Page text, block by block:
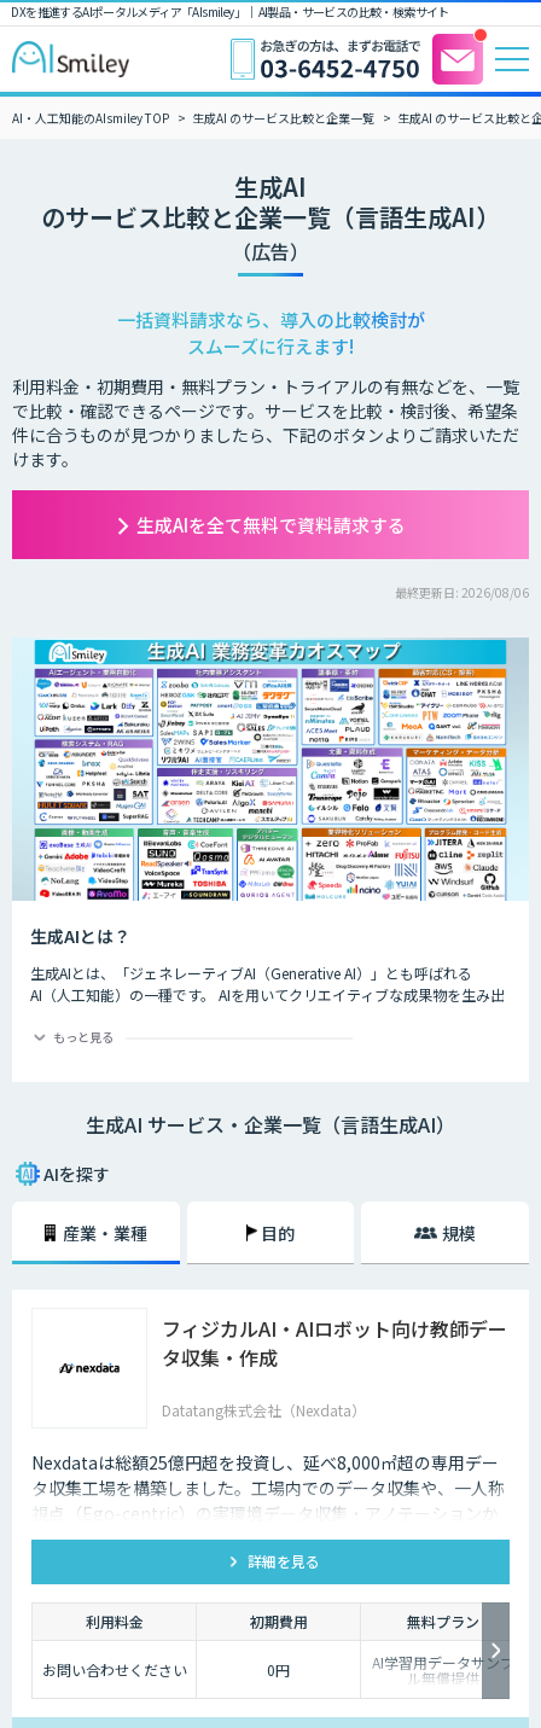
DXを推進するAIポータルメディア「AIsmiley」｜ AI製品・サービスの比較・検索サイト
AI・人工知能のAIsmiley TOP 生成AI のサービス比較と企業一覧 生成AI のサービス比較と
生成AI
のサービス比較と企業一覧（言語生成AI）
（広告）
一括資料請求なら、導入の比較検討が
スムーズに行えます!
利用料金・初期費用・無料プラン・トライアルの有無などを、一覧
で比較・確認できるページです。サービスを比較・検討後、希望条
件に合うものが見つかりましたら、下記のボタンよりご請求いただ
けます。
生成AIを全て無料で資料請求する
最終更新日: 2026/08/06
生成AIとは？
生成AIとは、「ジェネレーティブAI（Generative AI）」とも呼ばれる
AI（人工知能）の一種です。 AIを用いてクリエイティブな成果物を生み出
グラムのコード、文章など多岐にわたります。
もっと見る
生成AI サービス・企業一覧（言語生成AI）
AIを探す
産業・業種 目的 規模
フィジカルAI・AIロボット向け教師デー
タ収集・作成
Datatang株式会社（Nexdata）
Nexdataは総額25億円超を投資し、延べ8,000㎡超の専用デー
タ収集工場を構築しました。工場内でのデータ収集や、一人称
視点（Ego-centric）の実環境データ収集・アノテーションか
ら、環境認識・意思決定・動作制御に対応した既製データセッ
トまで、フィジカルAI開発を加速させる包括的なデータソリュ
ーションを提供いたします。
詳細を見る
利用料金 初期費用 無料プラン
お問い合わせください 0円 AI学習用データサンプ
ル無償提供